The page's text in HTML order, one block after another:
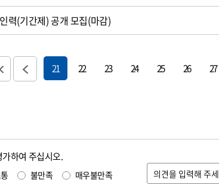
력(기간제) 공개 모집(마감)
21 22 23 24 25 26 27
하여 주십시오.
불만족 매우불만족